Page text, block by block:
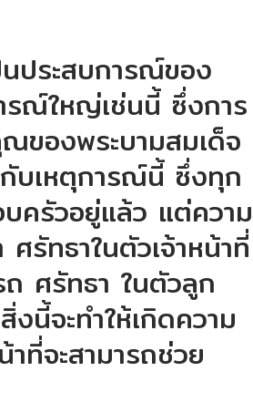
ประสบการณ์ของ
รณ์ใหญ่เช่นนี้ ซึ่งการ
ของพระบามสมเด็จ
กับเหตุการณ์นี้ ซึ่งทุก
ครัวอยู่แล้ว แต่ความ
รัทธาในตัวเจ้าหน้าที่
ถ ศรัทธา ในตัวลูก
งนี้จะทำให้เกิดความ
าที่จะสามารถช่วย